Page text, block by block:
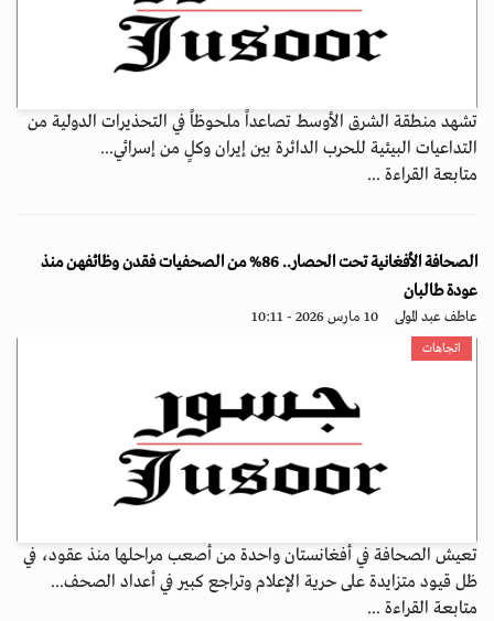
تشهد منطقة الشرق الأوسط تصاعداً ملحوظاً في التحذيرات الدولية من
التداعيات البيئية للحرب الدائرة بين إيران وكلٍ من إسرائي...
متابعة القراءة ...
الصحافة الأفغانية تحت الحصار.. 86% من الصحفيات فقدن وظائفهن منذ
عودة طالبان
عاطف عبد المولى 10 مارس 2026 - 10:11
اتجاهات
تعيش الصحافة في أفغانستان واحدة من أصعب مراحلها منذ عقود، في
ظل قيود متزايدة على حرية الإعلام وتراجع كبير في أعداد الصحف...
متابعة القراءة ...